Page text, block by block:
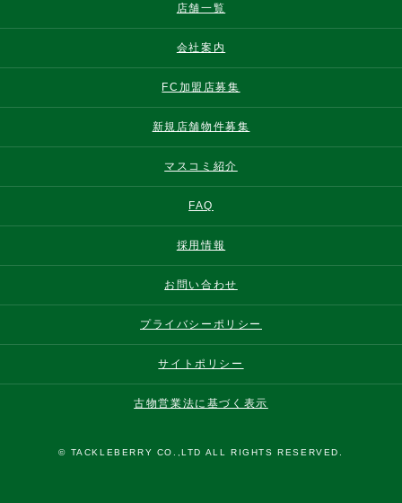
店舗一覧
会社案内
FC加盟店募集
新規店舗物件募集
マスコミ紹介
FAQ
採用情報
お問い合わせ
プライバシーポリシー
サイトポリシー
古物営業法に基づく表示
© TACKLEBERRY CO.,LTD ALL RIGHTS RESERVED.